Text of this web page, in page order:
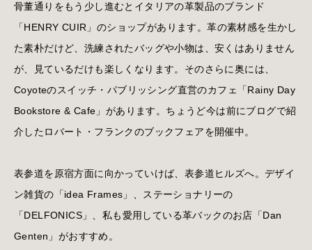
骨董通りをもう少し進むとイタリアの革製品のブランド
「HENRY CUIR」のショップがあります。革の素材感を生かし
た素朴だけど、洗練されたバッグや小物は、安くはありません
が、見ているだけも楽しくなります。そのさらに奥には、
Coyoteのスイッチ・パブリッシング直営のカフェ「Rainy Day
Bookstore & Cafe」があります。ちょうど今は前にブログで紹
介したロバート・フランクのブックフェアを開催中。
表参道を原宿方面に向かっていけば、表参道ヒルズへ。デザイ
ン雑貨の「idea Frames」、ステーショナリーの
「DELFONICS」、私も愛用している革バックのお店「Dan
Genten」がおすすめ。